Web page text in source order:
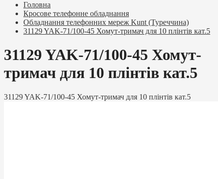
Головна
Кросове телефонне обладнання
Обладнання телефонних мереж Kunt (Туреччина)
31129 YAK-71/100-45 Хомут-тримач для 10 плінтів кат.5
31129 YAK-71/100-45 Хомут-
тримач для 10 плінтів кат.5
31129 YAK-71/100-45 Хомут-тримач для 10 плінтів кат.5